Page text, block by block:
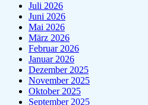
Juli 2026
Juni 2026
Mai 2026
März 2026
Februar 2026
Januar 2026
Dezember 2025
November 2025
Oktober 2025
September 2025